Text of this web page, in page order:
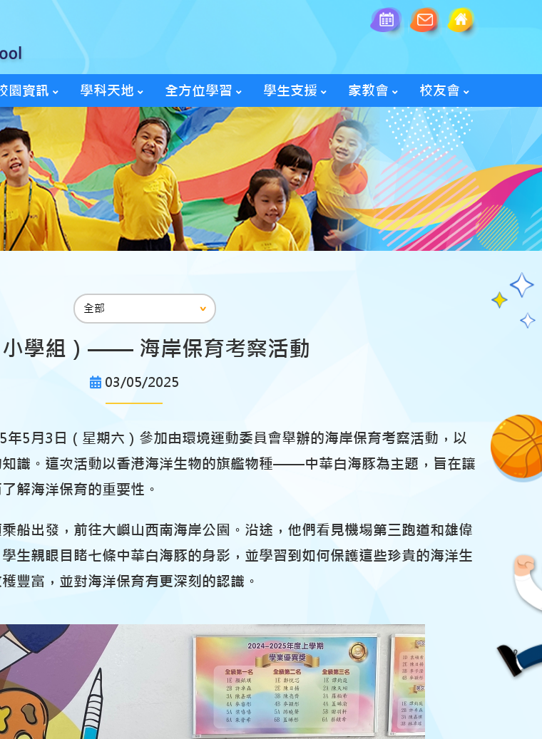
園資訊 學科天地 全方位學習 學生支援 家教會 校友會
學組）–––– 海岸保育考察活動
03/05/2025
5月3日（星期六）參加由環境運動委員會舉辦的海岸保育考察活動，以
識。這次活動以香港海洋生物的旗艦物種——中華白海豚為主題，旨在讓
解海洋保育的重要性。
船出發，前往大嶼山西南海岸公園。沿途，他們看見機場第三跑道和雄偉
生親眼目睹七條中華白海豚的身影，並學習到如何保護這些珍貴的海洋生
豐富，並對海洋保育有更深刻的認識。